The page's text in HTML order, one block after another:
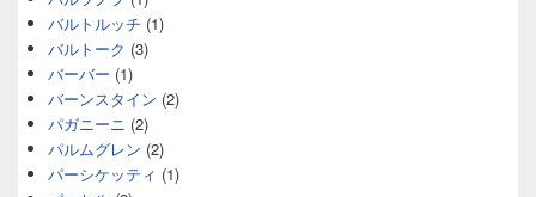
バルトルッチ (1)
バルトーク (3)
バーバー (1)
バーンスタイン (2)
パガニーニ (2)
パルムグレン (2)
パーシケッティ (1)